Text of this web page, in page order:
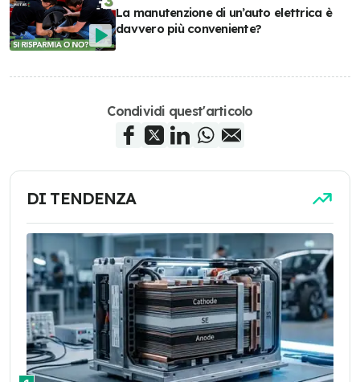
La manutenzione di un’auto elettrica è
davvero più conveniente?
Condividi quest'articolo
DI TENDENZA